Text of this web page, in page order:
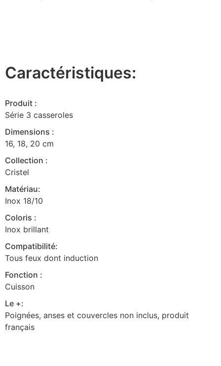
Caractéristiques:
Produit :
Série 3 casseroles
Dimensions :
16, 18, 20 cm
Collection :
Cristel
Matériau:
Inox 18/10
Coloris :
Inox brillant
Compatibilité:
Tous feux dont induction
Fonction :
Cuisson
Le +:
Poignées, anses et couvercles non inclus, produit
français